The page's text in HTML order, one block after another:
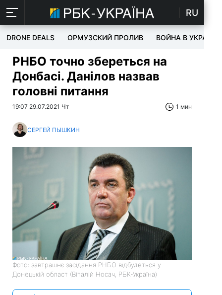
RU
DRONE DEALS ОРМУЗСКИЙ ПРОЛИВ ВОЙНА В УКРАИНЕ
РНБО точно збереться на
Донбасі. Данілов назвав
головні питання
19:07 29.07.2021 Чт 1 мин
СЕРГЕЙ ПЫШКИН
Фото: завтрашнє засідання РНБО відбудеться у
Донецькій област (Віталій Носач, РБК-Україна)